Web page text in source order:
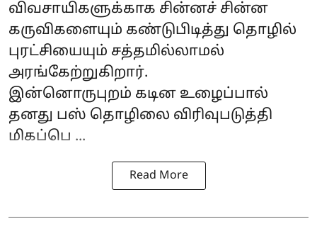
விவசாயிகளுக்காக சின்னச் சின்ன
கருவிகளையும் கண்டுபிடித்து தொழில்
புரட்சியையும் சத்தமில்லாமல்
அரங்கேற்றுகிறார்.
இன்னொருபுறம் கடின உழைப்பால்
தனது பஸ் தொழிலை விரிவுபடுத்தி
மிகப்பெ ...
Read More